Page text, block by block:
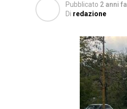
Pubblicato 2 anni fa
Di redazione